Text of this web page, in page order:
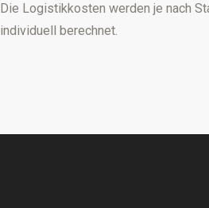
Die Logistikkosten werden je nach
individuell berechnet.